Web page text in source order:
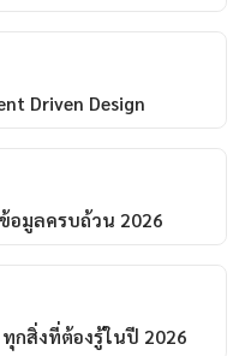
Driven Design
อมูลครบถ้วน 2026
กสิ่งที่ต้องรู้ในปี 2026